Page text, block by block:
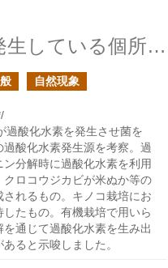
過酸化水素が自然に発生している個所はどこだろう？
自然現象
過酸化水素を発生させ菌を
酸化水素発生源を考察。過
分解時に過酸化水素を利用
ロコウジカビが米ぬか等の
れるもの。キノコ栽培にお
たもの。有機栽培で用いら
通じて過酸化水素を生み出
ると示唆しました。